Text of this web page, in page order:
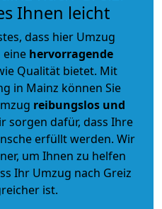
Ihnen leicht
dass hier Umzug
eine hervorragende
Qualität bietet. Mit
in Mainz können Sie
reibungslos und
sorgen dafür, dass Ihre
erfüllt werden. Wir
um Ihnen zu helfen
Ihr Umzug nach Greiz
ist.